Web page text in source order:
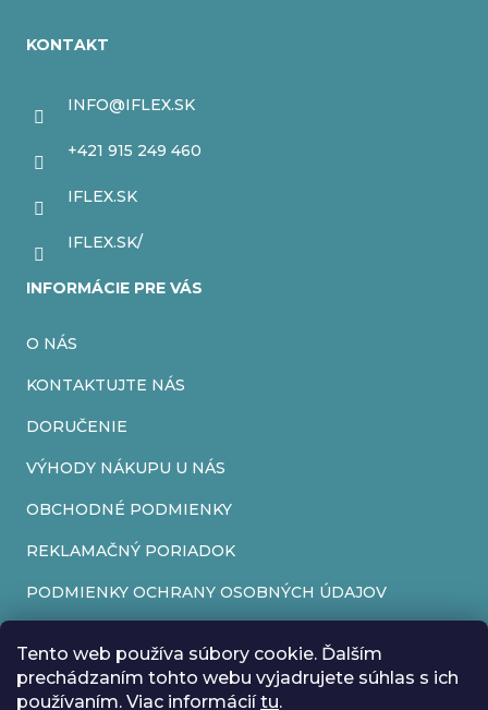
Tento web používa súbory cookie. Ďalším
prechádzaním tohto webu vyjadrujete súhlas s ich
používaním. Viac informáciítu.
KONTAKT
INFO@IFLEX.SK
+421 915 249 460
IFLEX.SK
IFLEX.SK/
INFORMÁCIE PRE VÁS
O NÁS
KONTAKTUJTE NÁS
DORUČENIE
VÝHODY NÁKUPU U NÁS
OBCHODNÉ PODMIENKY
REKLAMAČNÝ PORIADOK
PODMIENKY OCHRANY OSOBNÝCH ÚDAJOV
REKLAMAČNÝ FORMULÁR